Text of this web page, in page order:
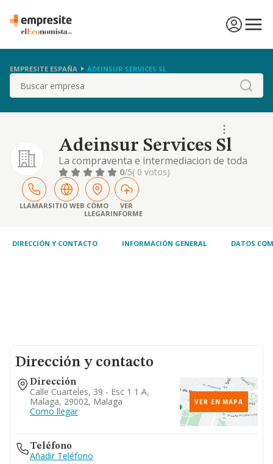
EMPRESITE ESPAÑA ADEINSUR SERVICES SL
Buscar
Adeinsur Services Sl
La compraventa e intermediacion de toda
clase de fincas rusticas y urbanas, la
promocion y construccion sobre las mismas
de toda clase de edificaciones, su
rehabilitacion, venta o arrendamiento no
financiero, y la construccion de toda clase de
cualquier na
0/5( 0 votos)
LLAMARSITIO WEB CÓMO
LLEGAR
VER
INFORME
DIRECCIÓN Y CONTACTO INFORMACIÓN GENERAL DATOS
Dirección y contacto
Dirección
Calle Cuarteles, 39 - Esc 1 1 A,
Malaga, 29002, Malaga
Como llegar
VER EN MAPA
Teléfono
Añadir Teléfono